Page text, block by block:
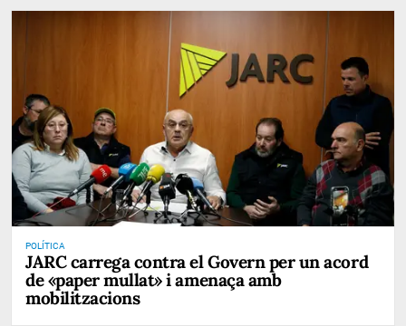
POLÍTICA
JARC carrega contra el Govern per un acord
de «paper mullat» i amenaça amb
mobilitzacions